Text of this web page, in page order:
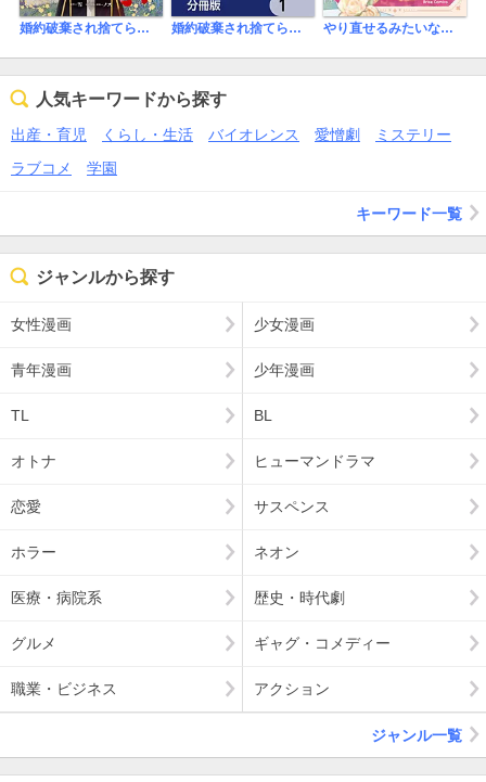
婚約破棄され捨てられるらしいので、軍人令嬢はじめます 婚約破棄され捨てられるらしいので、軍人令嬢はじめます【分冊版】 やり直せるみたいなので、今度こそ憧れの侍女を目指します！【単行本】
人気キーワードから探す
出産・育児 くらし・生活 バイオレンス 愛憎劇
ミステリー
ラブコメ
学園
キーワード一覧
ジャンルから探す
女性漫画 少女漫画
青年漫画 少年漫画
TL BL
オトナ ヒューマンドラマ
恋愛 サスペンス
ホラー ネオン
医療・病院系 歴史・時代劇
グルメ ギャグ・コメディー
職業・ビジネス アクション
ジャンル一覧